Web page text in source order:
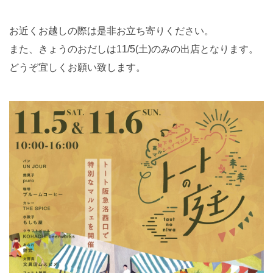
お近くお越しの際は是非お立ち寄りください。
また、きょうのおだしは11/5(土)のみの出店となります。
どうぞ宜しくお願い致します。